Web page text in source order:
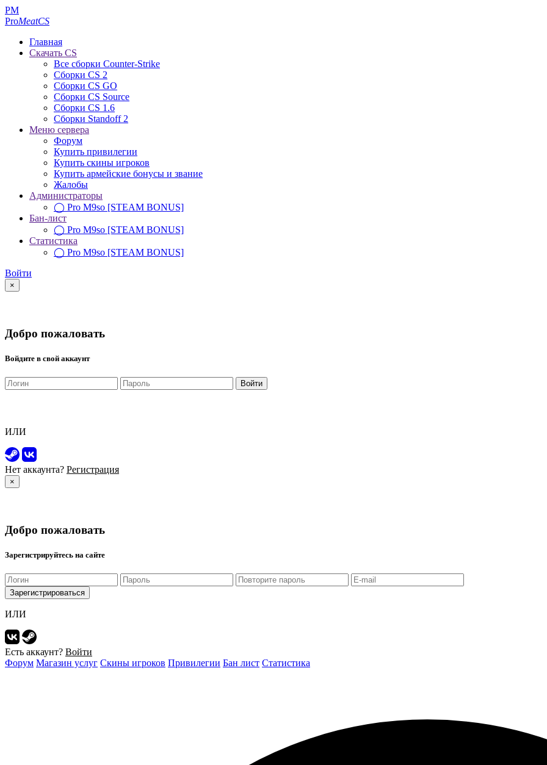
PM
ProMeatCS
Главная
Скачать CS
Все сборки Counter-Strike
Сборки CS 2
Сборки CS GO
Сборки CS Source
Сборки CS 1.6
Сборки Standoff 2
Меню сервера
Форум
Купить привилегии
Купить скины игроков
Купить армейские бонусы и звание
Жалобы
Администраторы
◯ Pro M9so [STEAM BONUS]
Бан-лист
◯ Pro M9so [STEAM BONUS]
Статистика
◯ Pro M9so [STEAM BONUS]
Войти
×
Добро пожаловать
Войдите в свой аккаунт
Войти
ИЛИ
Нет аккаунта? Регистрация
×
Добро пожаловать
Зарегистрируйтесь на сайте
Зарегистрироваться
ИЛИ
Есть аккаунт? Войти
Форум Магазин услуг Скины игроков Привилегии Бан лист Статистика